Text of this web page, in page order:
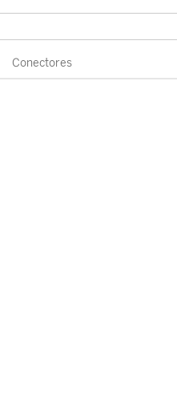
Conectores